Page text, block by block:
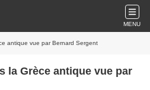
MENU
antique vue par Bernard Sergent
la Grèce antique vue par